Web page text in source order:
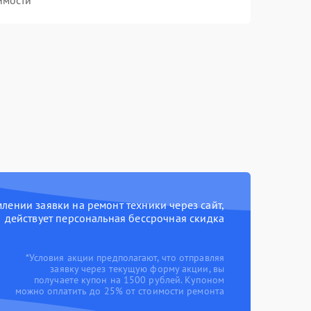
заявки на ремонт техники через сайт,
действует персональная бессрочная скидка
*Условия акции предполагают, что отправляя
заявку через текущую форму акции, вы
получаете купон на 1500 рублей. Купоном
можно оплатить до 25% от стоимости ремонта